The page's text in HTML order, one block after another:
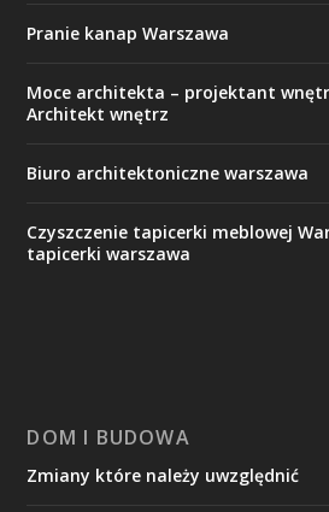
Pranie kanap Warszawa
Moce architekta – projektant
Architekt wnętrz
Biuro architektoniczne warszawa
Czyszczenie tapicerki meblowej
tapicerki warszawa
DOM I BUDOWA
Zmiany które należy uwzględnić